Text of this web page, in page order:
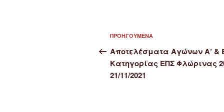
Πλοήγηση
άρθρων
Προηγούμενο
άρθρο
ΠΡΟΗΓΟΎΜΕΝΑ
Αποτελέσματα Αγώνων Α’ &
Κατηγορίας ΕΠΣ Φλώρινας
21/11/2021